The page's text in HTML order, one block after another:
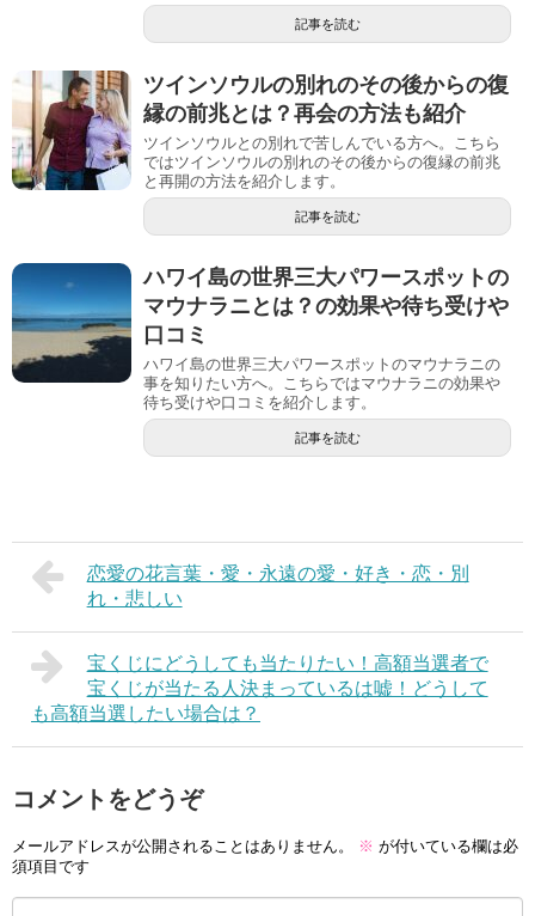
記事を読む
ツインソウルの別れのその後からの復
縁の前兆とは？再会の方法も紹介
ツインソウルとの別れで苦しんでいる方へ。こちら
ではツインソウルの別れのその後からの復縁の前兆
と再開の方法を紹介します。
記事を読む
ハワイ島の世界三大パワースポットの
マウナラニとは？の効果や待ち受けや
口コミ
ハワイ島の世界三大パワースポットのマウナラニの
事を知りたい方へ。こちらではマウナラニの効果や
待ち受けや口コミを紹介します。
記事を読む
恋愛の花言葉・愛・永遠の愛・好き・恋・別
れ・悲しい
宝くじにどうしても当たりたい！高額当選者で
宝くじが当たる人決まっているは嘘！どうして
も高額当選したい場合は？
コメントをどうぞ
メールアドレスが公開されることはありません。 ※ が付いている欄は必
須項目です